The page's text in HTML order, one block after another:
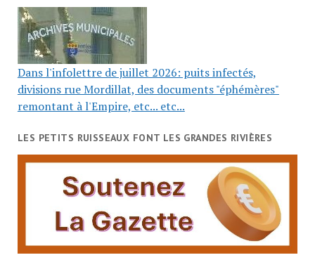
Dans l'infolettre de juillet 2026: puits infectés,
divisions rue Mordillat, des documents "éphémères"
remontant à l'Empire, etc... etc...
LES PETITS RUISSEAUX FONT LES GRANDES RIVIÈRES